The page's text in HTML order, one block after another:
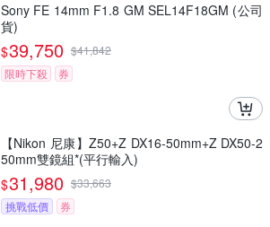
Sony FE 14mm F1.8 GM SEL14F18GM (公司
貨)
$39,750 $41,842
限時下殺
券
【Nikon 尼康】Z50+Z DX16-50mm+Z DX50-2
50mm雙鏡組*(平行輸入)
$31,980 $33,663
挑戰低價
券